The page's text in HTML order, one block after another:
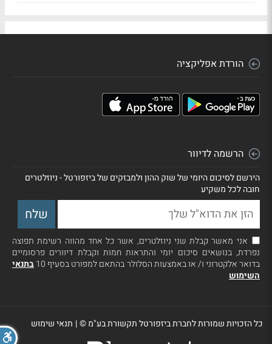
הורדת אפליקציה
הרשמה לדיוור
הירשם לסיכום היומי של שוק ההון ולמבזקים של ביזפורטל - ניוזלטרים
חובה לכל משקיע
אני מאשר קבלת שני ניוזלטרים, אשר כל אחד מהווה רשימת תפוצה
נפרדת, בנושאים סיכום יומי והתראות חמות וקבלת דיוורים פרסומיים
בדואר אלקטרוני ו/ או באמצעות הסלולר בהתאם למפורט בסעיף 10
בתנאי
השימוש
כל הזכויות שמורות לחברת ביזפורטל תקשורת בע"מ ©| תנאי שימוש